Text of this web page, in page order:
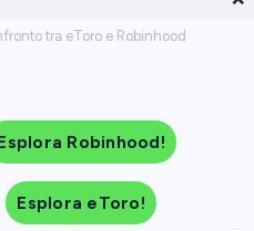
tra eToro e Robinhood
Robinhood!
Esplora eToro!